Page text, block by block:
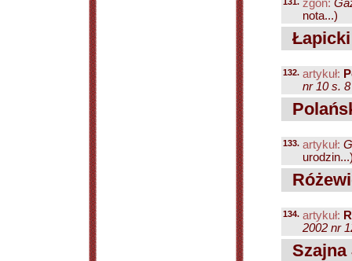
zgon:
nota...)
132. artykuł:
nr 10 s. 8
133. artykuł:
134. artykuł:
2002 nr
Szajna